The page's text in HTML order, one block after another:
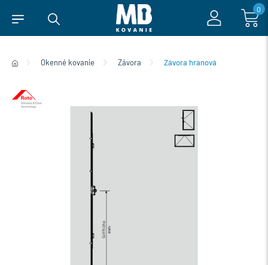
0
Okenné kovanie Závora Závora hranová